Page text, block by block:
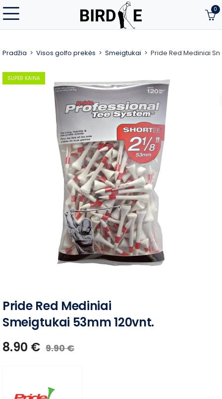
0
Pradžia Visos golfo prekės Smeigtukai Pride Red Mediniai
SUPER KAINA
Pride Red Mediniai
Smeigtukai 53mm 120vnt.
8.90 € 9.90€